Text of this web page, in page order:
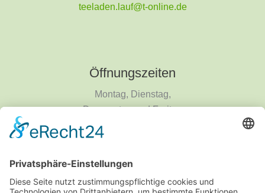
teeladen.lauf@t-online.de
Öffnungszeiten
Montag, Dienstag,
Donnerstag und Freitag
9 - 14 Uhr